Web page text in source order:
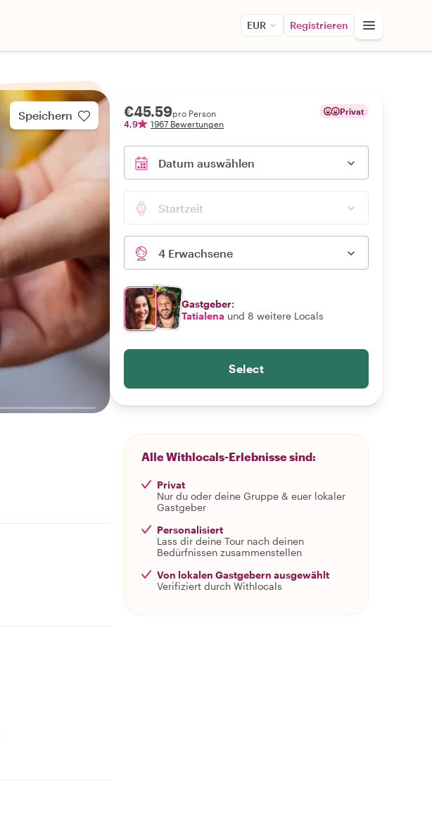
EUR Registrieren
Speichern €45.59pro Person
4,9
1967 Bewertungen
Privat
Datum auswählen
Startzeit
4 Erwachsene
Gastgeber:
Tatialena und 8 weitere Locals
Select
Alle Withlocals-Erlebnisse sind:
Privat
Nur du oder deine Gruppe & euer lokaler
Gastgeber
Personalisiert
Lass dir deine Tour nach deinen
Bedürfnissen zusammenstellen
Von lokalen Gastgebern ausgewählt
Verifiziert durch Withlocals